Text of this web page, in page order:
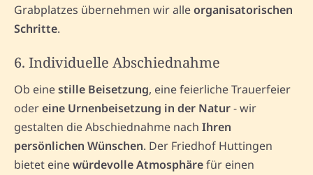
Grabplatzes übernehmen wir alleorganisatorischen
Schritte.
6. Individuelle Abschiednahme
Ob einestille Beisetzung, eine feierliche Trauerfeier
odereine Urnenbeisetzung in der Natur- wir
gestalten die Abschiednahme nach Ihren
persönlichen Wünschen. Der Friedhof Huttingen
bietet einewürdevolle Atmosphärefür einen